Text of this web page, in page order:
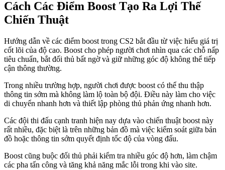
Cách Các Điểm Boost Tạo Ra Lợi Thế
Chiến Thuật
Hướng dẫn về các điểm boost trong CS2 bắt đầu từ việc hiểu giá trị
cốt lõi của độ cao. Boost cho phép người chơi nhìn qua các chỗ nấp
tiêu chuẩn, bắt đối thủ bất ngờ và giữ những góc độ không thể tiếp
cận thông thường.
Trong nhiều trường hợp, người chơi được boost có thể thu thập
thông tin sớm mà không làm lộ toàn bộ đội. Điều này làm cho việc
di chuyển nhanh hơn và thiết lập phòng thủ phản ứng nhanh hơn.
Các đội thi đấu cạnh tranh hiện nay dựa vào chiến thuật boost này
rất nhiều, đặc biệt là trên những bản đồ mà việc kiểm soát giữa bản
đồ hoặc thông tin sớm quyết định tốc độ của vòng đấu.
Boost cũng buộc đối thủ phải kiểm tra nhiều góc độ hơn, làm chậm
các pha tấn công và tăng khả năng mắc lỗi trong khi vào site.